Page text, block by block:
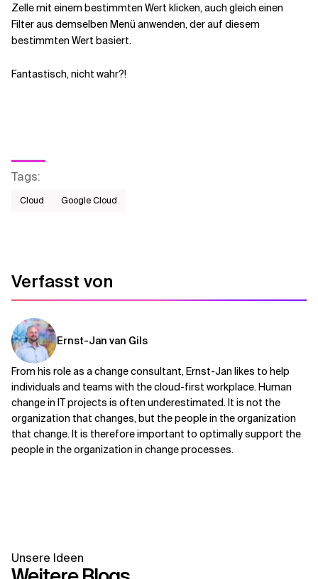
Zelle mit einem bestimmten Wert klicken, auch gleich einen
Filter aus demselben Menü anwenden, der auf diesem
bestimmten Wert basiert.
Fantastisch, nicht wahr?!
Tags:
Cloud Google Cloud
Verfasst von
Ernst-Jan van Gils
From his role as a change consultant, Ernst-Jan likes to help
individuals and teams with the cloud-first workplace. Human
change in IT projects is often underestimated. It is not the
organization that changes, but the people in the organization
that change. It is therefore important to optimally support the
people in the organization in change processes.
Unsere Ideen